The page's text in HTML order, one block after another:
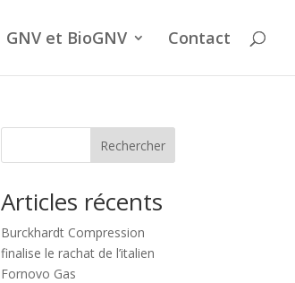
GNV et BioGNV Contact
Rechercher
Articles récents
Burckhardt Compression
finalise le rachat de l’italien
Fornovo Gas